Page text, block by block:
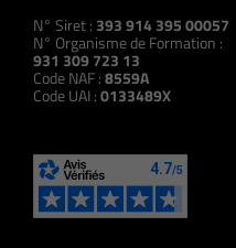
N° Siret : 393 914 395 00057
N° Organisme de Formation :
931 309 723 13
Code NAF :8559A
Code UAI :0133489X